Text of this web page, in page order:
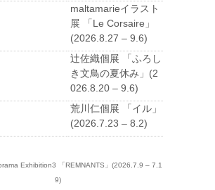
maltamarieイラスト
展 「Le Corsaire」
(2026.8.27 – 9.6)
辻佐織個展 「ふろし
き文鳥の夏休み」(2
026.8.20 – 9.6)
荒川仁個展 「イル」
(2026.7.23 – 8.2)
Exhibition3 「REMNANTS」(2026.7.9 – 7.1
9)